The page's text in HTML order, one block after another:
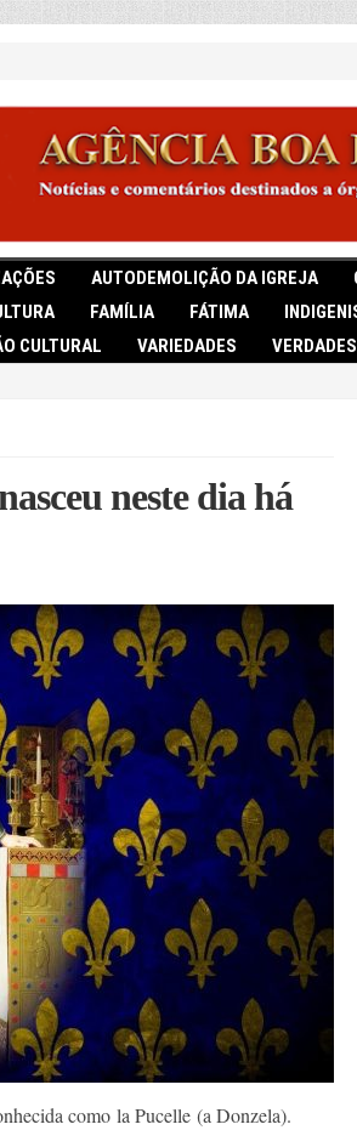
AUTODEMOLIÇÃO DA IGREJA
FAMÍLIA FÁTIMA
CULTURAL VARIEDADES
neste dia há
como la Pucelle (a Donzela).